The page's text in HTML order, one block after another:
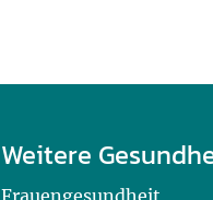
Weitere
Frauengesundheit